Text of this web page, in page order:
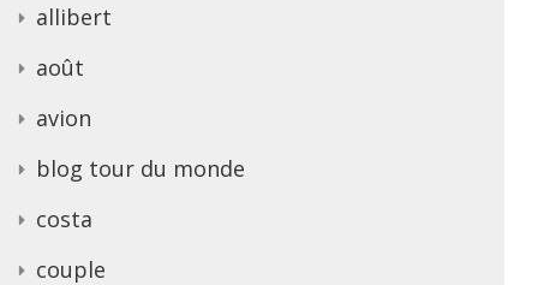
allibert
août
avion
blog tour du monde
costa
couple